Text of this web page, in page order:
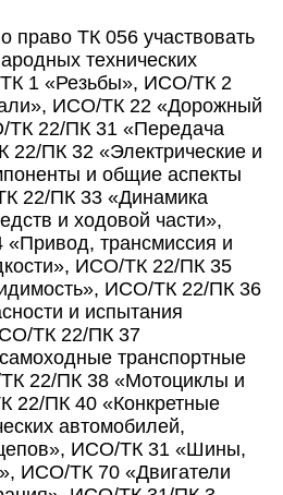
право ТК 056 участвовать
технических
1 «Резьбы», ИСО/TК 2
ИСО/ТК 22 «Дорожный
TК 22/ПК 31 «Передача
ПК 32 «Электрические и
и общие аспекты
22/ПК 33 «Динамика
и ходовой части»,
трансмиссия и
ИСО/TК 22/ПК 35
ИСО/TК 22/ПК 36
и испытания
TК 22/ПК 37
транспортные
22/ПК 38 «Мотоциклы и
22/ПК 40 «Конкретные
автомобилей,
ИСО/ТК 31 «Шины,
ИСО/ТК 70 «Двигатели